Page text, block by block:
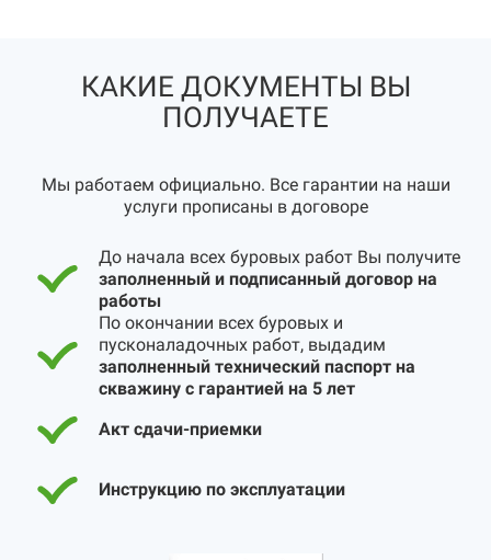
КАКИЕ ДОКУМЕНТЫ ВЫ
ПОЛУЧАЕТЕ
Мы работаем официально. Все гарантии на наши
услуги прописаны в договоре
До начала всех буровых работ Вы получите
заполненный и подписанный договор на
работы
По окончании всех буровых и
пусконаладочных работ, выдадим
заполненный технический паспорт на
скважину с гарантией на 5 лет
Акт сдачи-приемки
Инструкцию по эксплуатации